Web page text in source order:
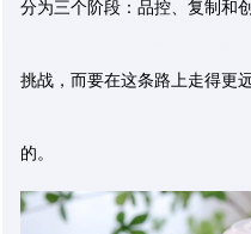
分为三个阶段：品控、复制和
挑战，而要在这条路上走得更
的。